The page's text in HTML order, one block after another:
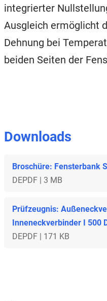
integrierter
Ausgleich ermöglicht
Dehnung bei
beiden Seiten der
Downloads
Broschüre: Fensterbank
DEPDF | 3 MB
Prüfzeugnis:
Inneneckverbinder I 500
DEPDF | 171 KB